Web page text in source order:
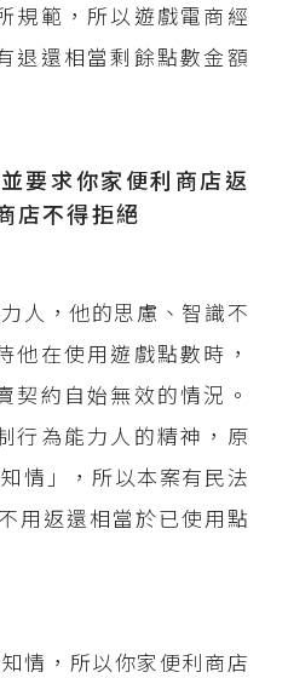
規範，所以遊戲電商經
退還相當剩餘點數金額
要求你家便利商店返
店不得拒絕
人，他的思慮、智識不
他在使用遊戲點數時，
契約自始無效的情況。
行為能力人的精神，原
情」，所以本案有民法
用返還相當於已使用點
情，所以你家便利商店